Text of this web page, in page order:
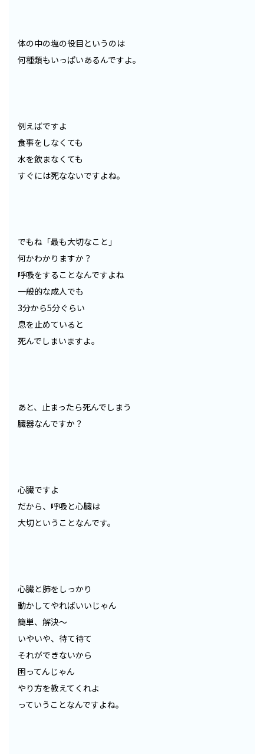
体の中の塩の役目というのは
何種類もいっぱいあるんですよ。
例えばですよ
食事をしなくても
水を飲まなくても
すぐには死なないですよね。
でもね「最も大切なこと」
何かわかりますか？
呼吸をすることなんですよね
一般的な成人でも
3分から5分ぐらい
息を止めていると
死んでしまいますよ。
あと、止まったら死んでしまう
臓器なんですか？
心臓ですよ
だから、呼吸と心臓は
大切ということなんです。
心臓と肺をしっかり
動かしてやればいいじゃん
簡単、解決～
いやいや、待て待て
それができないから
困ってんじゃん
やり方を教えてくれよ
っていうことなんですよね。